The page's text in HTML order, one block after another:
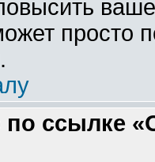
просто
ссылке